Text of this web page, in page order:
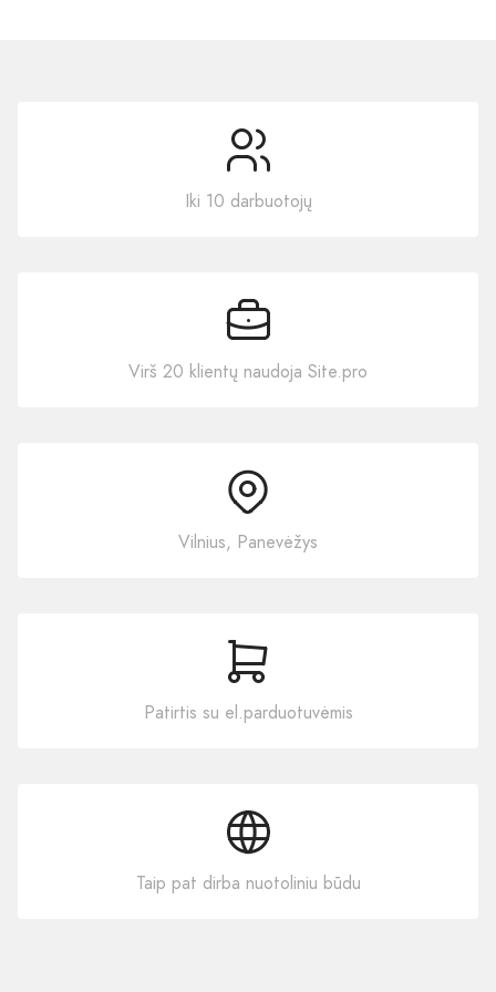
Iki 10 darbuotojų
Virš 20 klientų naudoja Site.pro
Vilnius, Panevėžys
Patirtis su el.parduotuvėmis
Taip pat dirba nuotoliniu būdu